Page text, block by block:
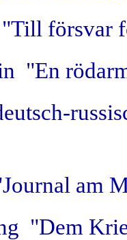
försvar
"En
am
"Dem